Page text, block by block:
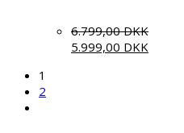
6.799,00DKK
5.999,00 DKK
1
2